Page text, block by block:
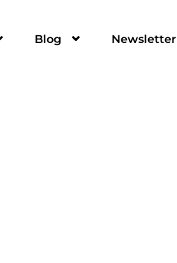
Blog Newsletter